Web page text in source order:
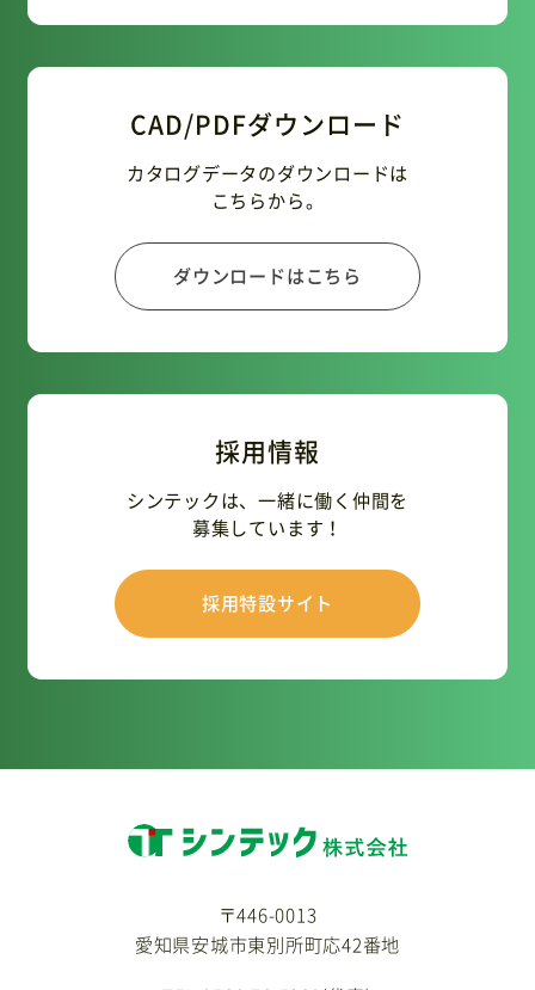
CAD/PDFダウンロード
カタログデータのダウンロードは
こちらから。
ダウンロードはこちら
採用情報
シンテックは、一緒に働く仲間を
募集しています！
採用特設サイト
〒446-0013
愛知県安城市東別所町応42番地